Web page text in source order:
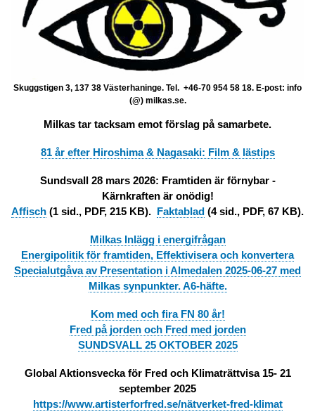
Skuggstigen 3, 137 38 Västerhaninge. Tel. +46-70 954 58 18. E-post: info
(@) milkas.se.
Milkas tar tacksam emot förslag på samarbete.
81 år efter Hiroshima & Nagasaki: Film & lästips
Sundsvall 28 mars 2026: Framtiden är förnybar -
Kärnkraften är onödig!
Affisch (1 sid., PDF, 215 KB). Faktablad (4 sid., PDF, 67 KB).
Milkas Inlägg i energifrågan
Energipolitik för framtiden, Effektivisera och konvertera
Specialutgåva av Presentation i Almedalen 2025-06-27 med
Milkas synpunkter. A6-häfte.
Kom med och fira FN 80 år!
Fred på jorden och Fred med jorden
SUNDSVALL 25 OKTOBER 2025
Global Aktionsvecka för Fred och Klimaträttvisa 15- 21
september 2025
https://www.artisterforfred.se/nätverket-fred-klimat